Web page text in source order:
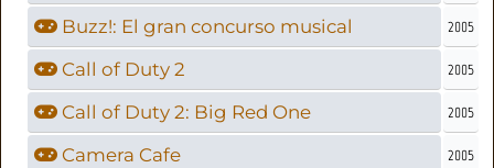
Buzz!: El gran concurso musical 2005
Call of Duty 2 2005
Call of Duty 2: Big Red One 2005
Camera Cafe 2005